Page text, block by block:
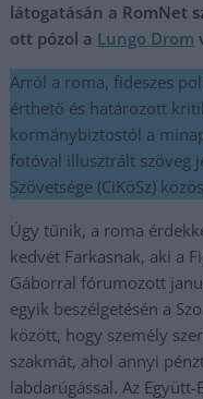
látogatásán a RomNet
ott pózol a Lungo Drom
Arról a roma, fideszes
érthető és határozott
kormánybiztostól a
fotóval illusztrált szöveg
Szövetsége (CiKöSz)
Úgy tűnik, a roma
kedvét Farkasnak, aki a
Gáborral fórumozott
egyik beszélgetésén a
között, hogy személy
szakmát, ahol annyi
labdarúgással. Az